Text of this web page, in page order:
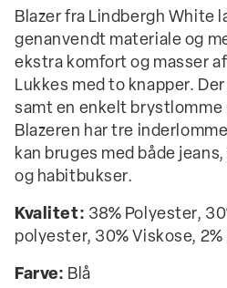
Blazer fra Lindbergh White
genanvendt materiale og
ekstra komfort og masser
Lukkes med to knapper.
samt en enkelt brystlomme
Blazeren har tre
kan bruges med både
og habitbukser.
Kvalitet: 38% Polyester,
polyester, 30% Viskose, 2%
Farve: Blå